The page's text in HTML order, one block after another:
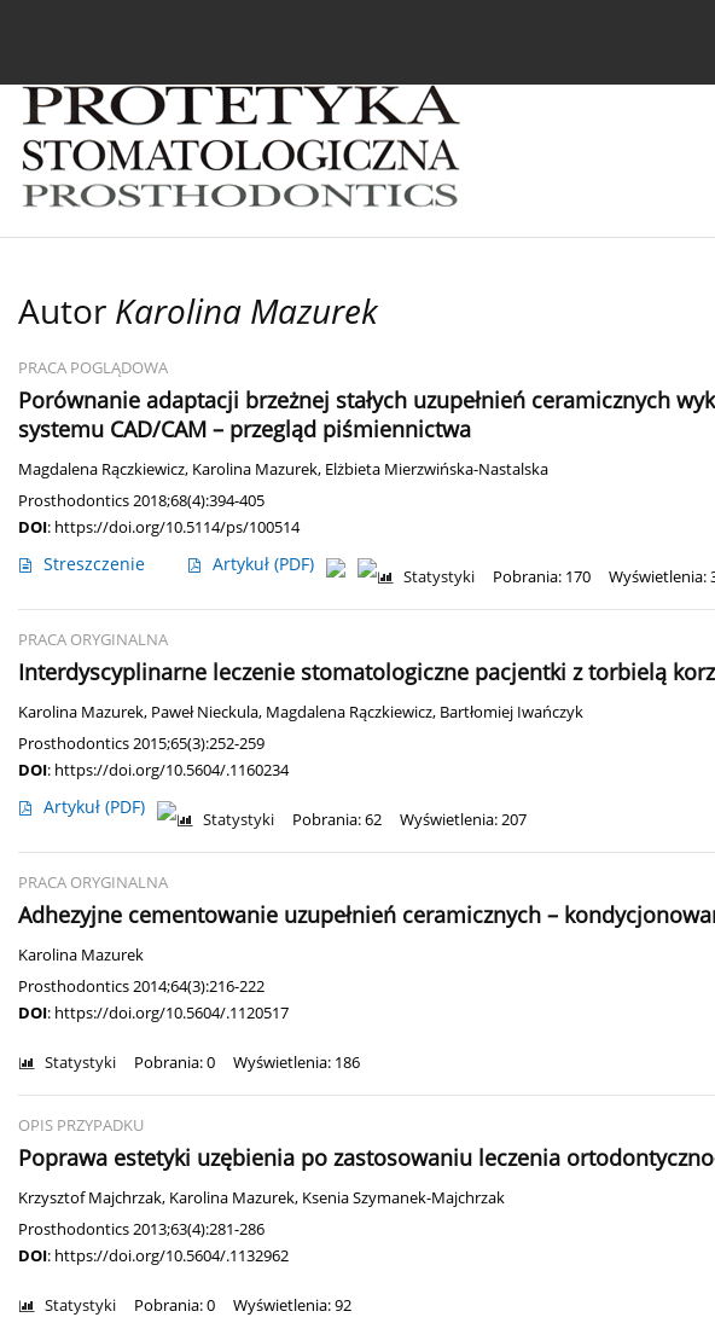
Autor Karolina Mazurek
PRACA POGLĄDOWA
Porównanie adaptacji brzeżnej stałych uzupełnień ceramicznych
systemu CAD/CAM – przegląd piśmiennictwa
Magdalena Rączkiewicz, Karolina Mazurek, Elżbieta Mierzwińska-Nastalska
Prosthodontics 2018;68(4):394-405
DOI: https://doi.org/10.5114/ps/100514
Streszczenie Artykuł (PDF)
Statystyki Pobrania: 170 Wyświetlenia:
PRACA ORYGINALNA
Interdyscyplinarne leczenie stomatologiczne pacjentki z torbielą
Karolina Mazurek, Paweł Nieckula, Magdalena Rączkiewicz, Bartłomiej Iwańczyk
Prosthodontics 2015;65(3):252-259
DOI: https://doi.org/10.5604/.1160234
Artykuł (PDF)
Statystyki Pobrania: 62 Wyświetlenia: 207
PRACA ORYGINALNA
Adhezyjne cementowanie uzupełnień ceramicznych –
Karolina Mazurek
Prosthodontics 2014;64(3):216-222
DOI: https://doi.org/10.5604/.1120517
Statystyki Pobrania: 0 Wyświetlenia: 186
OPIS PRZYPADKU
Poprawa estetyki uzębienia po zastosowaniu leczenia
Krzysztof Majchrzak, Karolina Mazurek, Ksenia Szymanek-Majchrzak
Prosthodontics 2013;63(4):281-286
DOI: https://doi.org/10.5604/.1132962
Statystyki Pobrania: 0 Wyświetlenia: 92